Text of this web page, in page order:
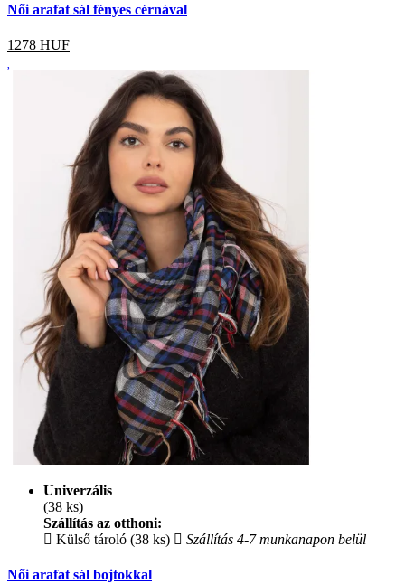
Női arafat sál fényes cérnával
1278 HUF
Univerzális
(38 ks)
Szállítás az otthoni:
Külső tároló (38 ks)
Szállítás 4-7 munkanapon belül
Női arafat sál bojtokkal